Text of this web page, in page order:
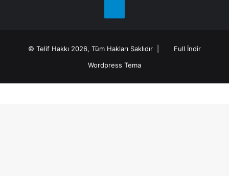
© Telif Hakkı 2026, Tüm Hakları Saklıdır |
Full İndir
Wordpress Tema